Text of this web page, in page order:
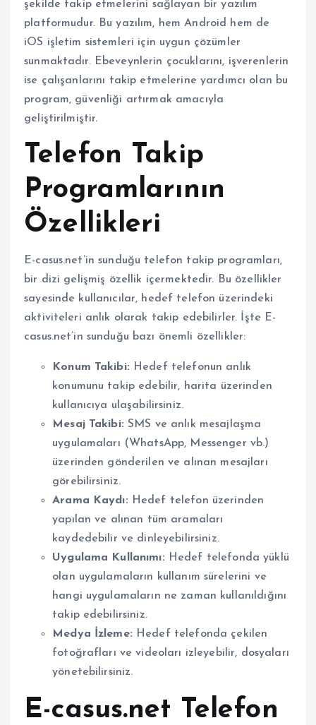
şekilde takip etmelerini sağlayan bir yazılım
platformudur. Bu yazılım, hem Android hem de
iOS işletim sistemleri için uygun çözümler
sunmaktadır. Ebeveynlerin çocuklarını, işverenlerin
ise çalışanlarını takip etmelerine yardımcı olan bu
program, güvenliği artırmak amacıyla
geliştirilmiştir.
Telefon Takip
Programlarının
Özellikleri
E-casus.net’in sunduğu telefon takip programları,
bir dizi gelişmiş özellik içermektedir. Bu özellikler
sayesinde kullanıcılar, hedef telefon üzerindeki
aktiviteleri anlık olarak takip edebilirler. İşte E-
casus.net’in sunduğu bazı önemli özellikler:
Konum Takibi: Hedef telefonun anlık
konumunu takip edebilir, harita üzerinden
kullanıcıya ulaşabilirsiniz.
Mesaj Takibi: SMS ve anlık mesajlaşma
uygulamaları (WhatsApp, Messenger vb.)
üzerinden gönderilen ve alınan mesajları
görebilirsiniz.
Arama Kaydı: Hedef telefon üzerinden
yapılan ve alınan tüm aramaları
kaydedebilir ve dinleyebilirsiniz.
Uygulama Kullanımı: Hedef telefonda yüklü
olan uygulamaların kullanım sürelerini ve
hangi uygulamaların ne zaman kullanıldığını
takip edebilirsiniz.
Medya İzleme: Hedef telefonda çekilen
fotoğrafları ve videoları izleyebilir, dosyaları
yönetebilirsiniz.
E-casus.net Telefon